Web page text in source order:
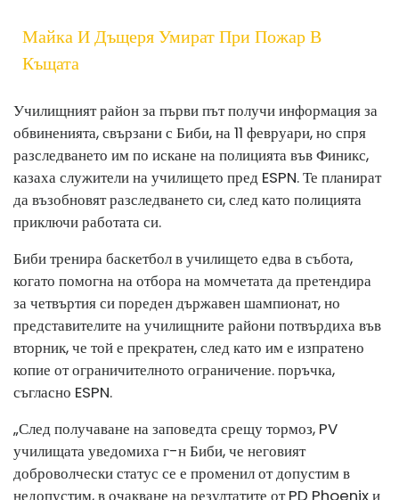
Майка И Дъщеря Умират При Пожар В
Къщата
Училищният район за първи път получи информация за
обвиненията, свързани с Биби, на 11 февруари, но спря
разследването им по искане на полицията във Финикс,
казаха служители на училището пред ESPN. Те планират
да възобновят разследването си, след като полицията
приключи работата си.
Биби тренира баскетбол в училището едва в събота,
когато помогна на отбора на момчетата да претендира
за четвъртия си пореден държавен шампионат, но
представителите на училищните райони потвърдиха във
вторник, че той е прекратен, след като им е изпратено
копие от ограничителното ограничение. поръчка,
съгласно ESPN.
„След получаване на заповедта срещу тормоз, PV
училищата уведомиха г-н Биби, че неговият
доброволчески статус се е променил от допустим в
недопустим, в очакване на резултатите от PD Phoenix и